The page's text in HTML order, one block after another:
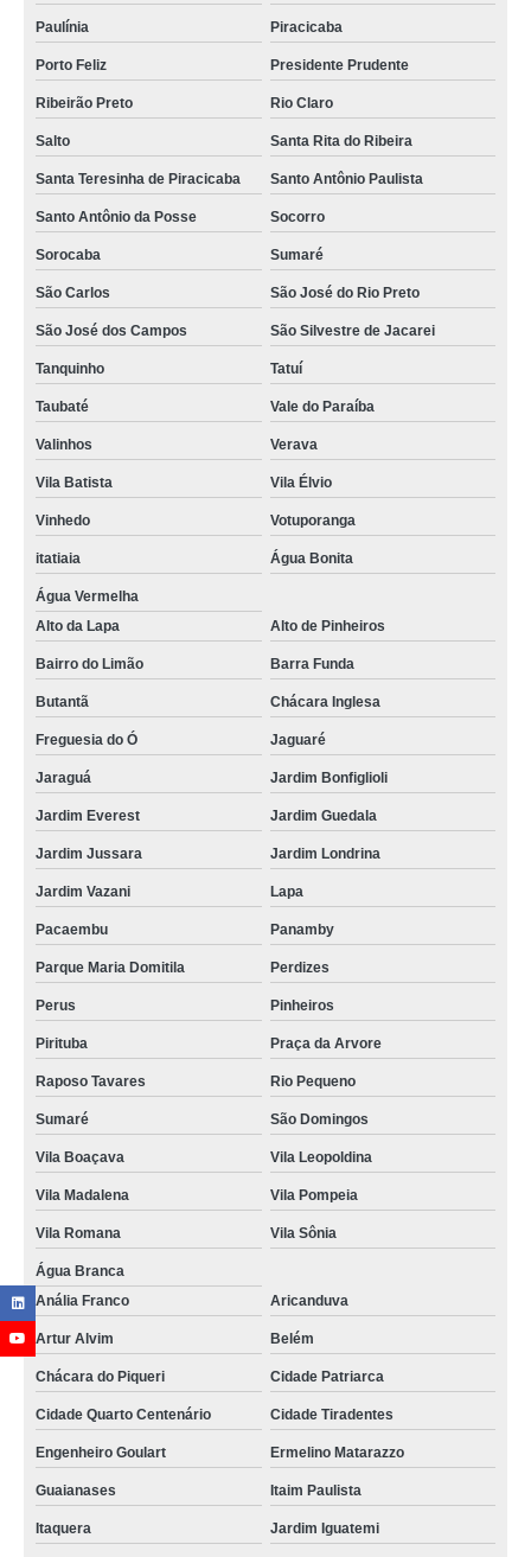
Paulínia Piracicaba
Porto Feliz Presidente Prudente
Ribeirão Preto Rio Claro
Salto Santa Rita do Ribeira
Santa Teresinha de Piracicaba Santo Antônio Paulista
Santo Antônio da Posse Socorro
Sorocaba Sumaré
São Carlos São José do Rio Preto
São José dos Campos São Silvestre de Jacarei
Tanquinho Tatuí
Taubaté Vale do Paraíba
Valinhos Verava
Vila Batista Vila Élvio
Vinhedo Votuporanga
itatiaia Água Bonita
Água Vermelha
Alto da Lapa
Alto de Pinheiros
Bairro do Limão Barra Funda
Butantã Chácara Inglesa
Freguesia do Ó Jaguaré
Jaraguá Jardim Bonfiglioli
Jardim Everest Jardim Guedala
Jardim Jussara Jardim Londrina
Jardim Vazani Lapa
Pacaembu Panamby
Parque Maria Domitila Perdizes
Perus Pinheiros
Pirituba Praça da Arvore
Raposo Tavares Rio Pequeno
Sumaré São Domingos
Vila Boaçava Vila Leopoldina
Vila Madalena Vila Pompeia
Vila Romana Vila Sônia
Água Branca
Anália Franco
Aricanduva
Artur Alvim Belém
Chácara do Piqueri Cidade Patriarca
Cidade Quarto Centenário Cidade Tiradentes
Engenheiro Goulart Ermelino Matarazzo
Guaianases Itaim Paulista
Itaquera Jardim Iguatemi